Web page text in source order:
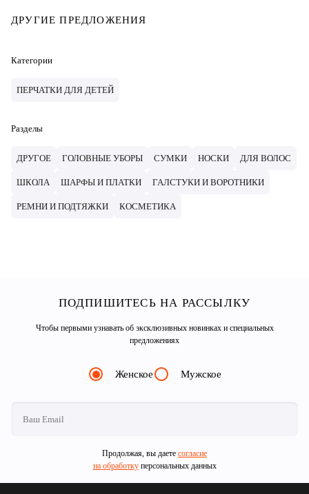
ДРУГИЕ ПРЕДЛОЖЕНИЯ
Категории
ПЕРЧАТКИ ДЛЯ ДЕТЕЙ
Разделы
ДРУГОЕ ГОЛОВНЫЕ УБОРЫ СУМКИ НОСКИ ДЛЯ ВОЛОС
ШКОЛА ШАРФЫ И ПЛАТКИ ГАЛСТУКИ И ВОРОТНИКИ
РЕМНИ И ПОДТЯЖКИ КОСМЕТИКА
ПОДПИШИТЕСЬ НА РАССЫЛКУ
Чтобы первыми узнавать об эксклюзивных новинках и специальных
предложениях
Женское Мужское
Продолжая, вы даете согласие
на обработку персональных данных